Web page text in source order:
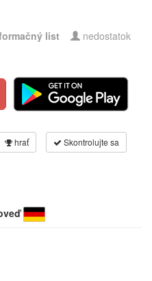
list nedostatok
hrať Skontrolujte sa